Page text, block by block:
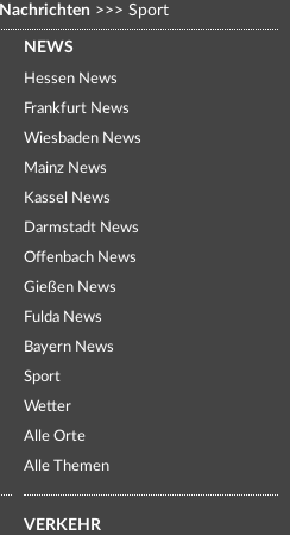
Nachrichten >>> Sport
NEWS
Hessen News
Frankfurt News
Wiesbaden News
Mainz News
Kassel News
Darmstadt News
Offenbach News
Gießen News
Fulda News
Bayern News
Sport
Wetter
Alle Orte
Alle Themen
VERKEHR